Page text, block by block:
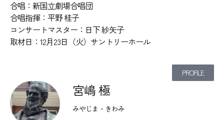
合唱：新国立劇場合唱団
合唱指揮：平野 桂子
コンサートマスター：日下 紗矢子
取材日：12月23日（火）サントリーホール
PROFILE
宮嶋 極
みやじま・きわみ